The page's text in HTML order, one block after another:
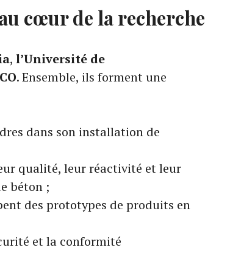
cœur de la recherche
, l’Université de
. Ensemble, ils forment une
dans son installation de
qualité, leur réactivité et leur
béton ;
des prototypes de produits en
et la conformité